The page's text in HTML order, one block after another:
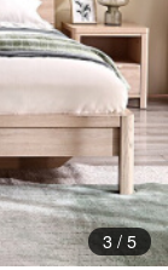
3/ 5